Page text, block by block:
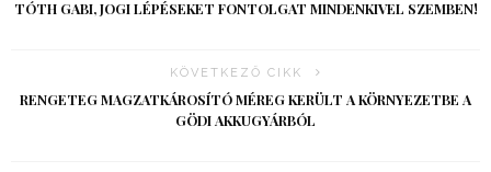
TÓTH GABI, JOGI LÉPÉSEKET FONTOLGAT MINDENKIVEL SZEMBEN!
KÖVETKEZŐ CIKK
RENGETEG MAGZATKÁROSÍTÓ MÉREG KERÜLT A KÖRNYEZETBE A
GÖDI AKKUGYÁRBÓL